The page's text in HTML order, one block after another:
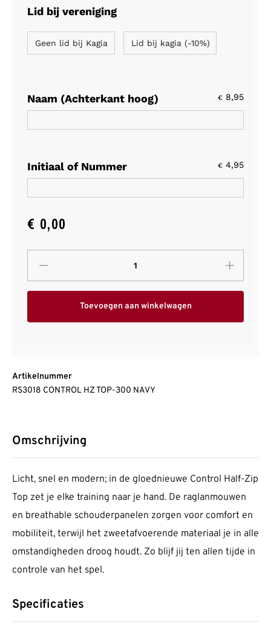
Lid bij vereniging
Geen lid bij Kagia Lid bij kagia (-10%)
Naam (Achterkant hoog) € 8,95
Initiaal of Nummer € 4,95
€ 0,00
Toevoegen aan winkelwagen
Artikelnummer
RS3018 CONTROL HZ TOP-300 NAVY
Omschrijving
Licht, snel en modern; in de gloednieuwe Control Half-Zip
Top zet je elke training naar je hand. De raglanmouwen
en breathable schouderpanelen zorgen voor comfort en
mobiliteit, terwijl het zweetafvoerende materiaal je in alle
omstandigheden droog houdt. Zo blijf jij ten allen tijde in
controle van het spel.
Specificaties